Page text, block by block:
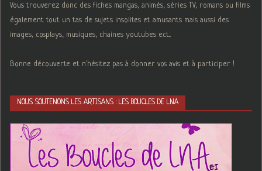
Vous trouverez donc des fiches mangas, animés, séries TV, romans ou films
également tout un tas de sujets insolites et amusants mais aussi des
images, cosplays, musiques, chaines youtubes ect...
Bonne découverte et n'hésitez pas à donner vos avis et à participer !
NOUS SOUTENONS LES ARTISANS : LES BOUCLES DE LNA